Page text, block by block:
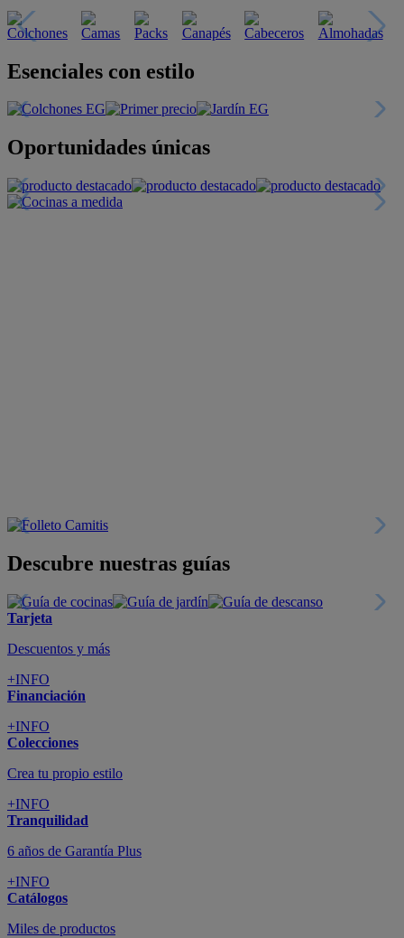
Esenciales con estilo
Oportunidades únicas
Descubre nuestras guías
Tarjeta
Descuentos y más
+INFO
Financiación
+INFO
Colecciones
Crea tu propio estilo
+INFO
Tranquilidad
6 años de Garantía Plus
+INFO
Catálogos
Miles de productos